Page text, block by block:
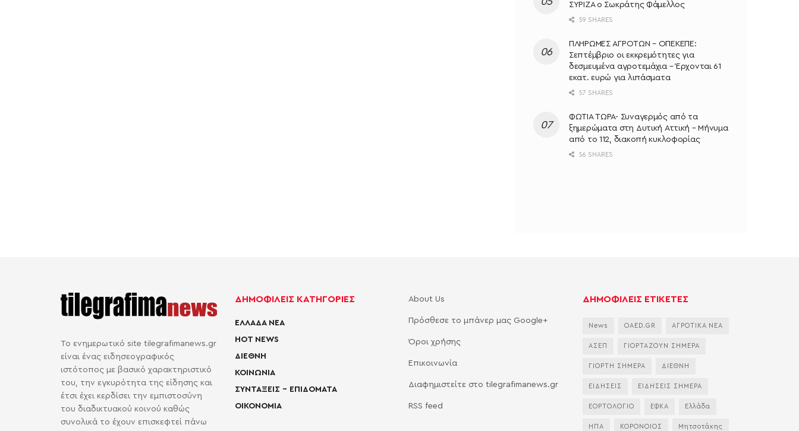
ΣΥΡΙΖΑ ο Σωκράτης Φάμελλος
59 SHARES
ΠΛΗΡΩΜΕΣ ΑΓΡΟΤΩΝ – ΟΠΕΚΕΠΕ:
Σεπτέμβριο οι εκκρεμότητες για
δεσμευμένα αγροτεμάχια – Έρχονται 61
εκατ. ευρώ για λιπάσματα
57 SHARES
ΦΩΤΙΑ ΤΩΡΑ- Συναγερμός από τα
ξημερώματα στη Δυτική Αττική – Μήνυμα
από το 112, διακοπή κυκλοφορίας
56 SHARES
Το ενημερωτικό site tilegrafimanews.gr
είναι ένας ειδησεογραφικός
ιστότοπος με βασικό χαρακτηριστικό
του, την εγκυρότητα της είδησης και
έτσι έχει κερδίσει την εμπιστοσύνη
του διαδικτυακού κοινού καθώς
συνολικά το έχουν επισκεφτεί πάνω
ΔΗΜΟΦΙΛΕΙΣ ΚΑΤΗΓΟΡΙΕΣ
ΕΛΛΑΔΑ ΝΕΑ
HOT NEWS
ΔΙΕΘΝΗ
ΚΟΙΝΩΝΙΑ
ΣΥΝΤΑΞΕΙΣ – ΕΠΙΔΟΜΑΤΑ
ΟΙΚΟΝΟΜΙΑ
About Us
Πρόσθεσε το μπάνερ μας Google+
Όροι χρήσης
Επικοινωνία
Διαφημιστείτε στο tilegrafimanews.gr
RSS feed
ΔΗΜΟΦΙΛΕΙΣ ΕΤΙΚΕΤΕΣ
News OAED.GR ΑΓΡΟΤΙΚΑ ΝΕΑ
ΑΣΕΠ ΓΙΟΡΤΑΖΟΥΝ ΣΗΜΕΡΑ
ΓΙΟΡΤΗ ΣΗΜΕΡΑ ΔΙΕΘΝΗ
ΕΙΔΗΣΕΙΣ ΕΙΔΗΣΕΙΣ ΣΗΜΕΡΑ
ΕΟΡΤΟΛΟΓΙΟ ΕΦΚΑ Ελλάδα
ΗΠΑ ΚΟΡΟΝΟΙΟΣ Μητσοτάκης